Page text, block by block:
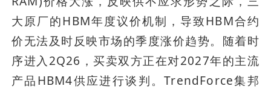
大原厂的HBM年度议价机制，导致HBM合约
价无法及时反映市场的季度涨价趋势。随着时
序进入2Q26，买卖双方正在对2027年的主流
产品HBM4供应进行谈判。TrendForce集邦